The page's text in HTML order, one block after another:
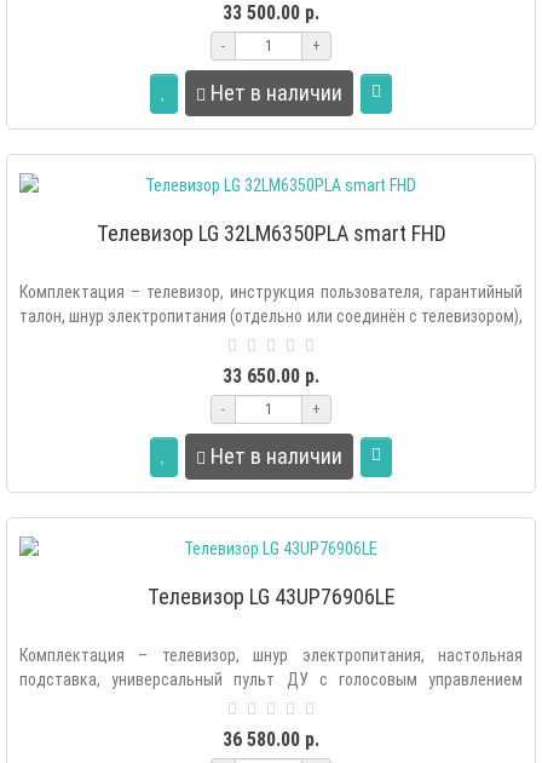
33 500.00 р.
- +
Нет в наличии
Телевизор LG 32LM6350PLA smart FHD
Комплектация – телевизор, инструкция пользователя, гарантийный
талон, шнур электропитания (отдельно или соединён с телевизором),
33 650.00 р.
- +
Нет в наличии
Телевизор LG 43UP76906LE
Комплектация – телевизор, шнур электропитания, настольная
подставка, универсальный пульт ДУ с голосовым управлением
36 580.00 р.